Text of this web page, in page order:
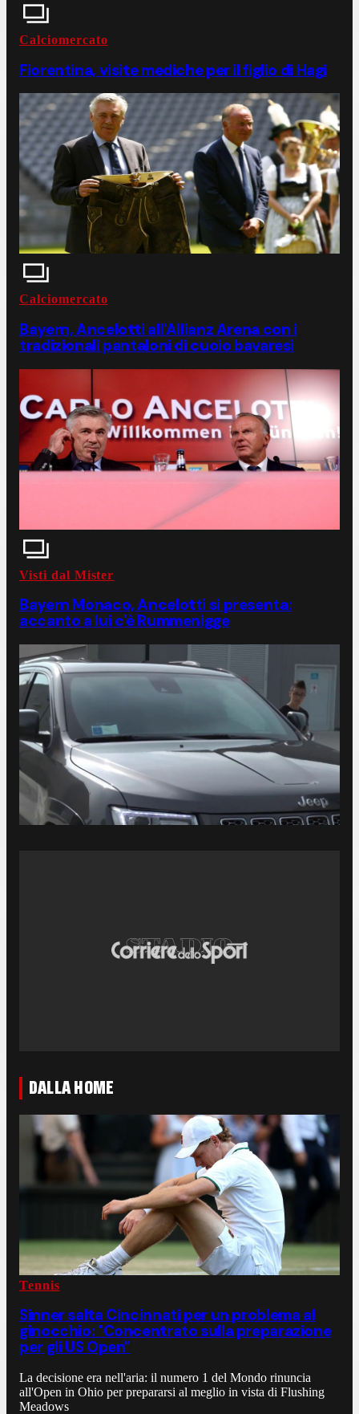
Calciomercato
Fiorentina, visite mediche per il figlio di Hagi
Calciomercato
Bayern, Ancelotti all'Allianz Arena con i
tradizionali pantaloni di cuoio bavaresi
Visti dal Mister
Bayern Monaco, Ancelotti si presenta:
accanto a lui c'è Rummenigge
DALLA HOME
Tennis
Sinner salta Cincinnati per un problema al
ginocchio: "Concentrato sulla preparazione
per gli US Open"
La decisione era nell'aria: il numero 1 del Mondo rinuncia
all'Open in Ohio per prepararsi al meglio in vista di Flushing
Meadows